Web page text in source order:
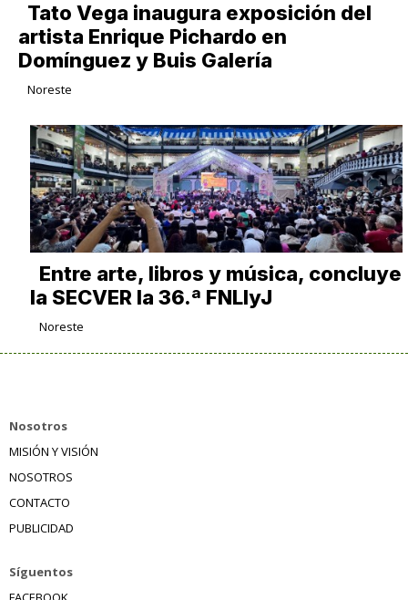
Tato Vega inaugura exposición del
artista Enrique Pichardo en
Domínguez y Buis Galería
Noreste
Entre arte, libros y música, concluye
la SECVER la 36.ª FNLIyJ
Noreste
Nosotros
MISIÓN Y VISIÓN
NOSOTROS
CONTACTO
PUBLICIDAD
Síguentos